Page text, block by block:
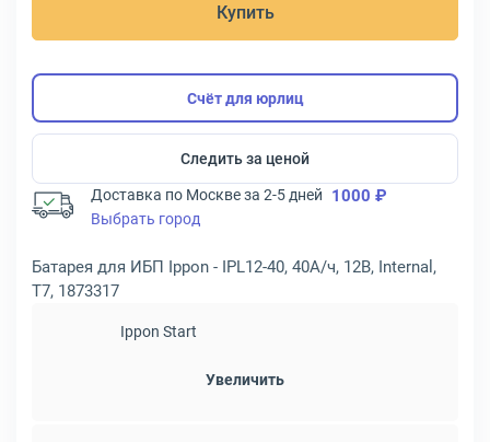
Купить
Счёт для юрлиц
Следить за ценой
Доставка по Москве за 2-5 дней 1000 ₽
Выбрать город
Батарея для ИБП Ippon - IPL12-40, 40А/ч, 12В, Internal,
T7, 1873317
Ippon Start
Увеличить